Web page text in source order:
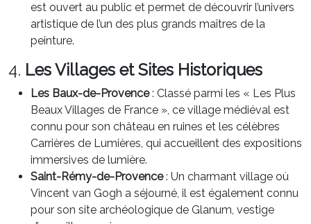
est ouvert au public et permet de découvrir l’univers
artistique de l’un des plus grands maîtres de la
peinture.
4. Les Villages et Sites Historiques
Les Baux-de-Provence: Classé parmi les « Les Plus
Beaux Villages de France », ce village médiéval est
connu pour son château en ruines et les célèbres
Carrières de Lumières, qui accueillent des expositions
immersives de lumière.
Saint-Rémy-de-Provence: Un charmant village où
Vincent van Gogh a séjourné, il est également connu
pour son site archéologique de Glanum, vestige